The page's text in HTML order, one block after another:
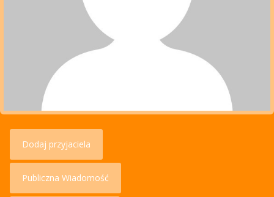
Dodaj przyjaciela
Publiczna Wiadomość